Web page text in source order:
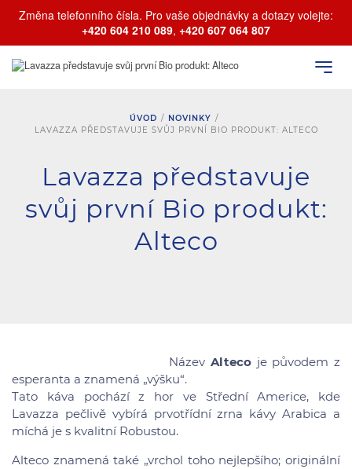
Změna telefonního čísla. Pro vaše objednávky a dotazy volejte:
+420 604 210 089, +420 607 064 807
ÚVOD / NOVINKY /
LAVAZZA PŘEDSTAVUJE SVŮJ PRVNÍ BIO PRODUKT: ALTECO
Lavazza představuje
svůj první Bio produkt:
Alteco
Název Altecoje původem z
esperanta a znamená „výšku“.
Tato káva pochází z hor ve Střední Americe, kde
Lavazza pečlivě vybírá prvotřídní zrna kávy Arabica a
míchá je s kvalitní Robustou.
Alteco znamená také „vrchol toho nejlepšího; originální